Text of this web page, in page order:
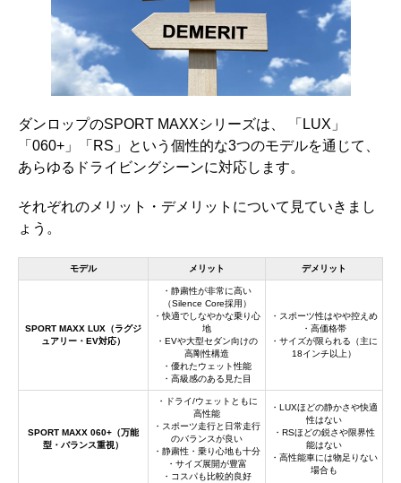
ダンロップのSPORT MAXXシリーズは、 「LUX」
「060+」「RS」という個性的な3つのモデルを通じて、
あらゆるドライビングシーンに対応します。
それぞれのメリット・デメリットについて見ていきまし
ょう。
モデル メリット デメリット
SPORT MAXX LUX（ラグジ
ュアリー・EV対応）
・静粛性が非常に高い
（Silence Core採用）
・快適でしなやかな乗り心
地
・EVや大型セダン向けの
高剛性構造
・優れたウェット性能
・高級感のある見た目
・スポーツ性はやや控えめ
・高価格帯
・サイズが限られる（主に
18インチ以上）
SPORT MAXX 060+（万能
型・バランス重視）
・ドライ/ウェットともに
高性能
・スポーツ走行と日常走行
のバランスが良い
・静粛性・乗り心地も十分
・サイズ展開が豊富
・コスパも比較的良好
・LUXほどの静かさや快適
性はない
・RSほどの鋭さや限界性
能はない
・高性能車には物足りない
場合も